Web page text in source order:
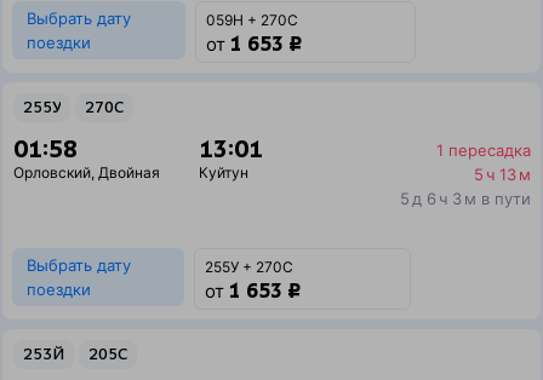
Выбрать дату
поездки
059Н + 270С
от 1 653 ₽
255У 270С
01:58
Орловский, Двойная
13:01
Куйтун
1 пересадка
5 ч 13 м
5 д 6 ч 3 м в пути
Выбрать дату
поездки
255У + 270С
от 1 653 ₽
253Й 205С